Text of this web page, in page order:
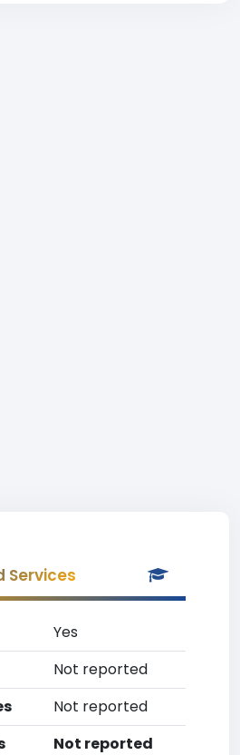
Services
Yes
Not reported
Not reported
Not reported